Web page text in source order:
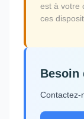
est à votre
ces
Besoin
Contactez-